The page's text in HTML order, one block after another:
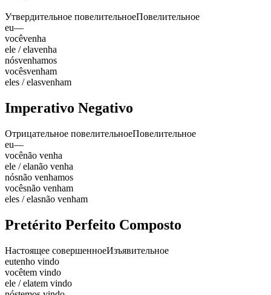
Утвердительное повелительноеПовелительное
eu—
vocêvenha
ele / elavenha
nósvenhamos
vocêsvenham
eles / elasvenham
Imperativo Negativo
Отрицательное повелительноеПовелительное
eu—
vocênão venha
ele / elanão venha
nósnão venhamos
vocêsnão venham
eles / elasnão venham
Pretérito Perfeito Composto
Настоящее совершенноеИзъявительное
eutenho vindo
vocêtem vindo
ele / elatem vindo